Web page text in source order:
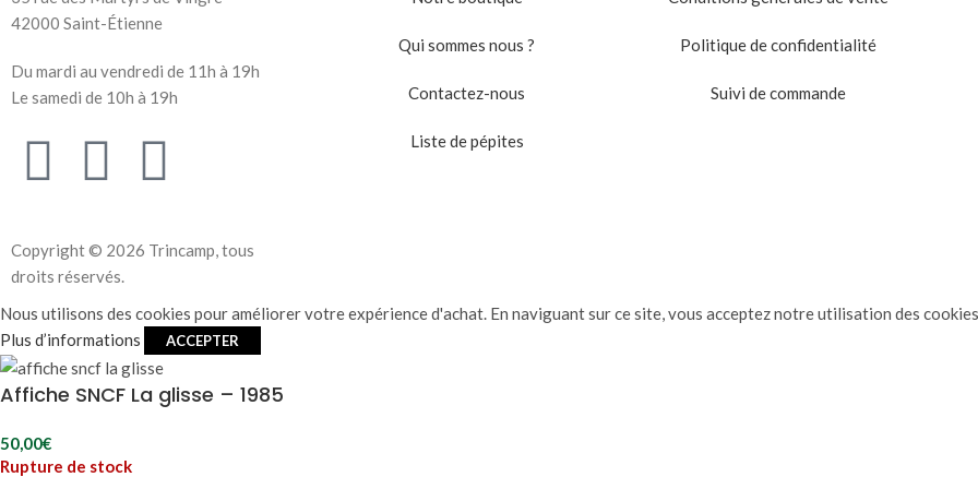
42000 Saint-Étienne
Du mardi au vendredi de 11h à 19h
Le samedi de 10h à 19h
Copyright © 2026 Trincamp, tous
droits réservés.
Qui sommes nous ?
Contactez-nous
Liste de pépites
Politique de confidentialité
Suivi de commande
Nous utilisons des cookies pour améliorer votre expérience d'achat. En naviguant sur ce site, vous acceptez notre utilisation des
Plus d’informations
ACCEPTER
Affiche SNCF La glisse – 1985
50,00€
Rupture de stock